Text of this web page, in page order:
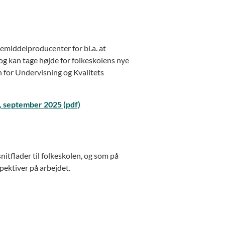
2024 (pdf)
mødtes med fagudvalget for
har dialog med blandt andre
trådt i kraft i skoleåret 2027/2028,
for bl.a. at
kan tage højde for folkeskolens nye
Undervisning og Kvalitets
september 2025 (pdf)
til folkeskolen, og som på
på arbejdet.